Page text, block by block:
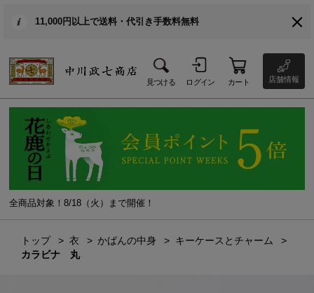
11,000円以上で送料・代引き手数料無料
見つける ログイン カート 店舗情報
全商品対象！8/18（火）まで開催！
トップ 衣 かばんの中身
キーケースとチャーム
カラビナ 丸